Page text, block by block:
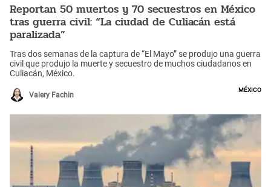
Reportan 50 muertos y 70 secuestros en México
tras guerra civil: “La ciudad de Culiacán está
paralizada”
Tras dos semanas de la captura de “El Mayo” se produjo una guerra
civil que produjo la muerte y secuestro de muchos ciudadanos en
Culiacán, México.
Valery Fachin
México